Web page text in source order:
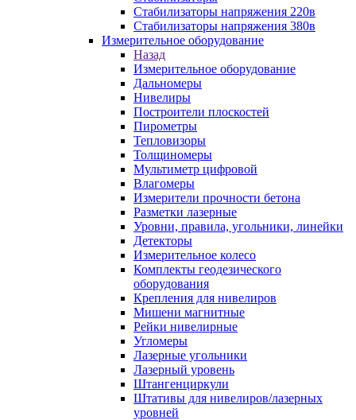
Стабилизаторы напряжения 220в
Стабилизаторы напряжения 380в
Измерительное оборудование
Назад
Измерительное оборудование
Дальномеры
Нивелиры
Построители плоскостей
Пирометры
Тепловизоры
Толщиномеры
Мультиметр цифровой
Влагомеры
Измерители прочности бетона
Разметки лазерные
Уровни, правила, угольники, линейки
Детекторы
Измерительное колесо
Комплекты геодезического
оборудования
Крепления для нивелиров
Мишени магнитные
Рейки нивелирные
Угломеры
Лазерные угольники
Лазерный уровень
Штангенциркули
Штативы для нивелиров/лазерных
уровней